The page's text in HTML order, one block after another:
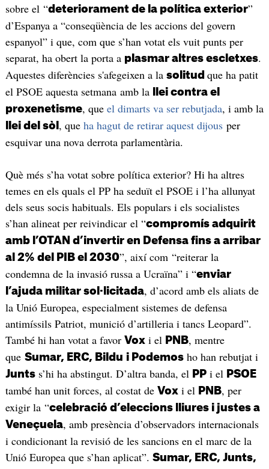
sobre el “deteriorament de la política exterior”
d’Espanya a “conseqüència de les accions del govern
espanyol” i que, com que s’han votat els vuit punts per
separat, ha obert la porta a plasmar altres escletxes.
Aquestes diferències s'afegeixen a la solitud que ha patit
el PSOE aquesta setmana amb la
llei contra el
proxenetisme, que el dimarts va ser rebutjada, i amb la
llei del sòl , que ha hagut de retirar aquest dijousper
esquivar una nova derrota parlamentària.
Què més s’ha votat sobre política exterior? Hi ha altres
temes en els quals el PP ha seduït el PSOE i l’ha allunyat
dels seus socis habituals. Els populars i els socialistes
s’han alineat per reivindicar el “compromís adquirit
amb l’OTAN d’invertir en Defensa fins a arribar
al 2% del PIB el 2030”, així com “reiterar la
condemna de la invasió russa a Ucraïna” i “enviar
l’ajuda militar sol·licitada, d’acord amb els aliats de
la Unió Europea, especialment sistemes de defensa
antimíssils Patriot, munició d’artilleria i tancs Leopard”.
També hi han votat a favor Voxi el PNB, mentre
que Sumar, ERC, Bildu i Podemosho han rebutjat i
Juntss’hi ha abstingut. D’altra banda, el PPi el PSOE
també han unit forces, al costat de Voxi el PNB, per
exigir la “celebració d’eleccions lliures i justes a
Veneçuela, amb presència d’observadors internacionals
i condicionant la revisió de les sancions en el marc de la
Unió Europea que s’han aplicat”. Sumar, ERC, Junts,